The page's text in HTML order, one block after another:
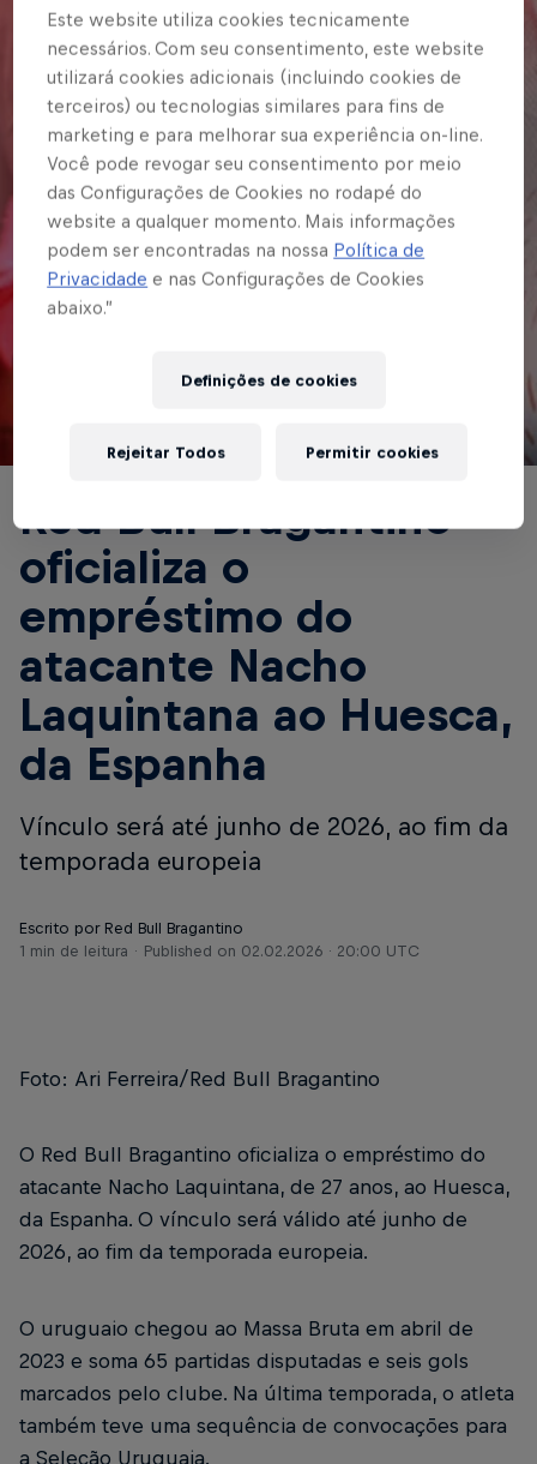
Red Bull Bragantino
oficializa o
empréstimo do
atacante Nacho
Laquintana ao Huesca,
da Espanha
Vínculo será até junho de 2026, ao fim da
temporada europeia
Escrito por Red Bull Bragantino
1 min de leitura
Published on 02.02.2026 · 20:00 UTC
Foto: Ari Ferreira/Red Bull Bragantino
O Red Bull Bragantino oficializa o empréstimo do
atacante Nacho Laquintana, de 27 anos, ao Huesca,
da Espanha. O vínculo será válido até junho de
2026, ao fim da temporada europeia.
O uruguaio chegou ao Massa Bruta em abril de
2023 e soma 65 partidas disputadas e seis gols
marcados pelo clube. Na última temporada, o atleta
também teve uma sequência de convocações para
a Seleção Uruguaia.
Este website utiliza cookies tecnicamente
necessários. Com seu consentimento, este website
utilizará cookies adicionais (incluindo cookies de
terceiros) ou tecnologias similares para fins de
marketing e para melhorar sua experiência on-line.
Você pode revogar seu consentimento por meio
das Configurações de Cookies no rodapé do
website a qualquer momento. Mais informações
podem ser encontradas na nossa Política de
Privacidade e nas Configurações de Cookies
abaixo.”
Definições de cookies
Rejeitar Todos Permitir cookies